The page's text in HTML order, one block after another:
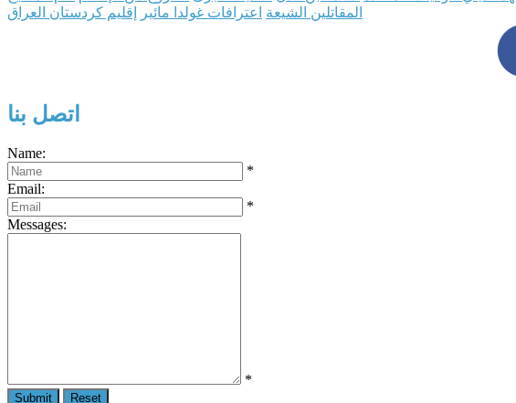
المقاتلين الشيعة
اعترافات غولدا مائير إقليم كردستان العراق
اتصل بنا
Name:
*
Email:
*
Messages:
*